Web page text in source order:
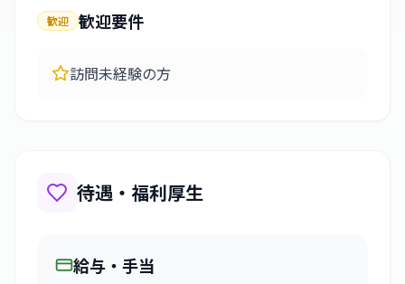
歓迎 歓迎要件
訪問未経験の方
待遇・福利厚生
給与・手当